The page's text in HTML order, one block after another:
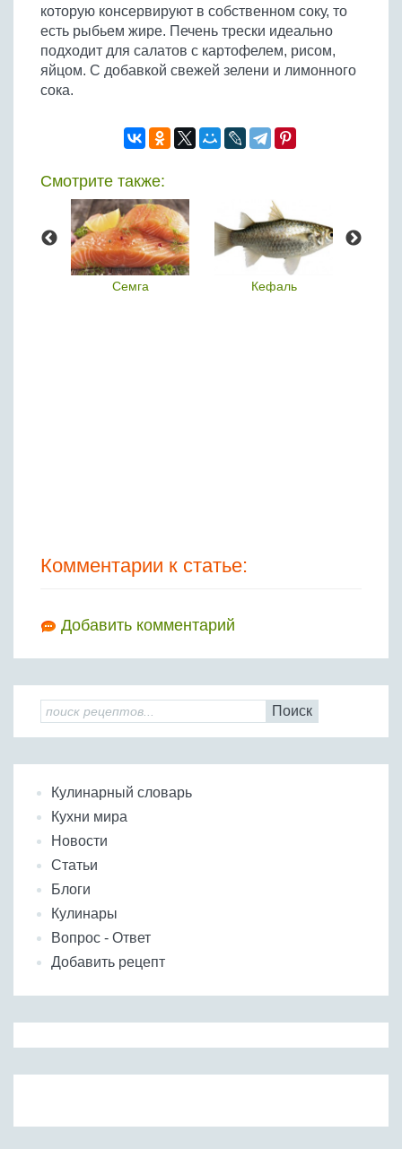
которую консервируют в собственном соку, то
есть рыбьем жире. Печень трески идеально
подходит для салатов с картофелем, рисом,
яйцом. С добавкой свежей зелени и лимонного
сока.
Смотрите также:
Семга Кефаль
Комментарии к статье:
Добавить комментарий
Поиск
Кулинарный словарь
Кухни мира
Новости
Статьи
Блоги
Кулинары
Вопрос - Ответ
Добавить рецепт